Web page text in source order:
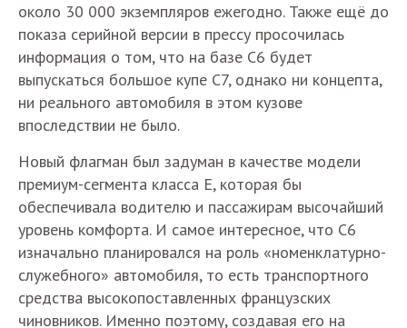
около 30 000 экземпляров ежегодно. Также ещё до
показа серийной версии в прессу просочилась
информация о том, что на базе С6 будет
выпускаться большое купе С7, однако ни концепта,
ни реального автомобиля в этом кузове
впоследствии не было.
Новый флагман был задуман в качестве модели
премиум-сегмента класса Е, которая бы
обеспечивала водителю и пассажирам высочайший
уровень комфорта. И самое интересное, что С6
изначально планировался на роль «номенклатурно-
служебного» автомобиля, то есть транспортного
средства высокопоставленных французских
чиновников. Именно поэтому, создавая его на